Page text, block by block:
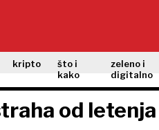
kripto
što i
kako
zeleno i
digitalno
od letenja